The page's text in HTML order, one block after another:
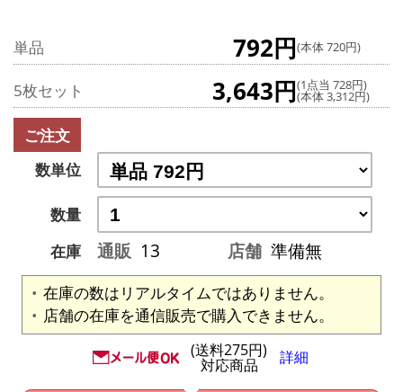
単品 792円(本体 720円)
5枚セット 3,643円(1点当 728円)
(本体 3,312円)
ご注文
数単位
数量
在庫
通販 13 店舗 準備無
在庫の数はリアルタイムではありません。
店舗の在庫を通信販売で購入できません。
(送料275円)
対応商品 詳細